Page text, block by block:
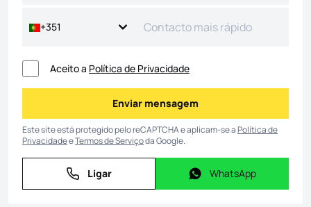
+351
Aceito a Política de Privacidade
Enviar mensagem
Enviar mensagem
Este site está protegido pelo reCAPTCHA e aplicam-se aPolítica de
PrivacidadeeTermos de Serviçoda Google.
Ligar
Ligar WhatsApp
WhatsApp